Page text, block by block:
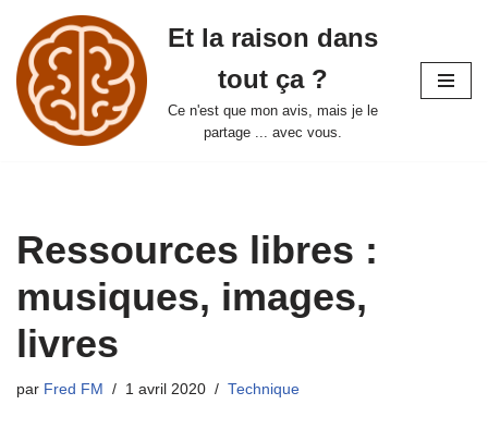
Aller
au
contenu
Et la raison dans
tout ça ?
Ce n'est que mon avis, mais je le
partage ... avec vous.
Ressources libres :
musiques, images,
livres
par Fred FM 1 avril 2020 Technique